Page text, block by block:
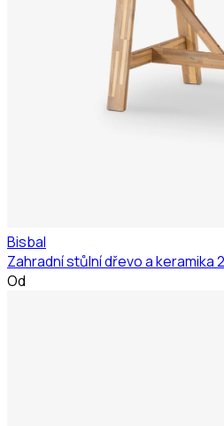
Bisbal
Zahradní stůlní dřevo a keramika
Od